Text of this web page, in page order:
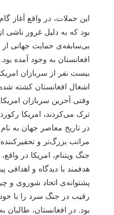
این جملات، در واقع آغاز
بود که به دلیل غرور ناشی
بی‌سابقه‌ی حمایت جهانی از
افغانستان به وجود آمده
بیست نفر از سربازان
اشغال افغانستان کشته
وقتی آخرین سربازان
ترک می‌کردند، امریکا
در تاریخ معاصر جهان به
مراتب بزرگ‌تر و
جنگ ویتنام، امریکا در
هدفمند با دیدگاه و
پشتوانه‌ی اتحاد شوروی و
رقیب در جنگ سرد را با
بود. در افغانستان، طالبان